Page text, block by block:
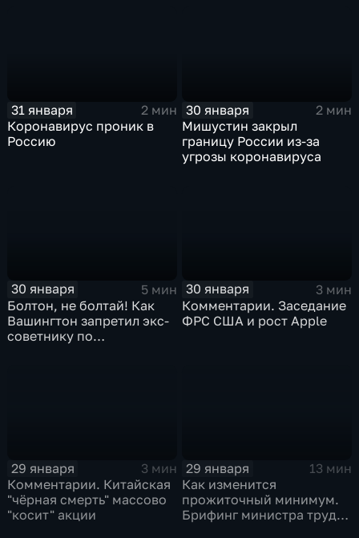
31 января
2 мин
Коронавирус проник в
Россию
30 января
2 мин
Мишустин закрыл
границу России из-за
угрозы коронавируса
30 января
5 мин
Болтон, не болтай! Как
Вашингтон запретил экс-
советнику по
30 января
3 мин
Комментарии. Заседание
ФРС США и рост Apple
29 января
3 мин
Комментарии. Китайская
"чёрная смерть" массово
"косит" акции
29 января
13 мин
Как изменится
прожиточный минимум.
Брифинг министра труда